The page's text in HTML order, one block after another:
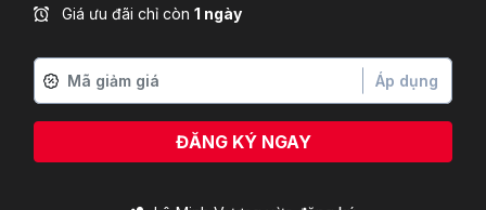
Giá ưu đãi chỉ còn 1 ngày
Áp dụng
ĐĂNG KÝ NGAY